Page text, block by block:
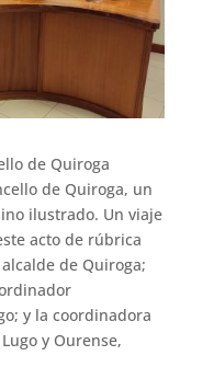
de Quiroga
de Quiroga, un
ilustrado. Un viaje
acto de rúbrica
de Quiroga;
y la coordinadora
y Ourense,